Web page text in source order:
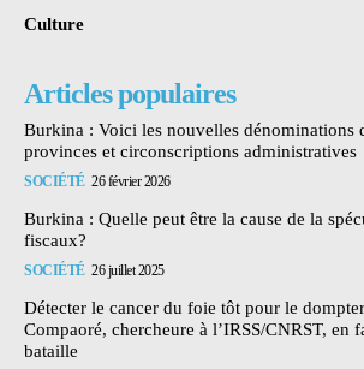
Culture
Articles populaires
Burkina : Voici les nouvelles dénominations
provinces et circonscriptions administratives
SOCIÉTÉ 26 février 2026
Burkina : Quelle peut être la cause de la
fiscaux?
SOCIÉTÉ 26 juillet 2025
Détecter le cancer du foie tôt pour le
Compaoré, chercheure à l’IRSS/CNRST, en
bataille